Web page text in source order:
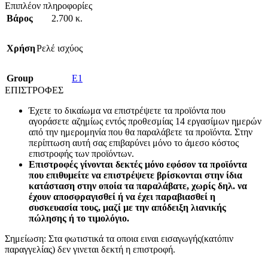
Επιπλέον πληροφορίες
Βάρος
2.700 κ.
ΧρήσηΡελέ ισχύος
Group
E1
ΕΠΙΣΤΡΟΦΕΣ
Έχετε το δικαίωμα να επιστρέψετε τα προϊόντα που
αγοράσετε αζημίως εντός προθεσμίας 14 εργασίμων ημερών
από την ημερομηνία που θα παραλάβετε τα προϊόντα. Στην
περίπτωση αυτή σας επιβαρύνει μόνο το άμεσο κόστος
επιστροφής των προϊόντων.
Επιστροφές γίνονται δεκτές μόνο εφόσον τα προϊόντα
που επιθυμείτε να επιστρέψετε βρίσκονται στην ίδια
κατάσταση στην οποία τα παραλάβατε, χωρίς δηλ. να
έχουν αποσφραγισθεί ή να έχει παραβιασθεί η
συσκευασία τους, μαζί με την απόδειξη λιανικής
πώλησης ή το τιμολόγιο.
Σημείωση: Στα φωτιστικά τα οποια ειναι εισαγωγής(κατόπιν
παραγγελίας) δεν γινεται δεκτή η επιστροφή.